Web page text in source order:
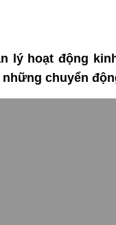
lý hoạt động
chuyển